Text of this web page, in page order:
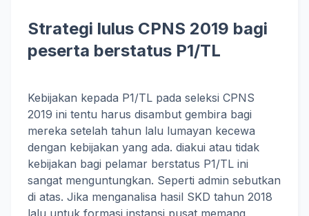
Strategi lulus CPNS 2019 bagi
peserta berstatus P1/TL
Kebijakan kepada P1/TL pada seleksi CPNS
2019 ini tentu harus disambut gembira bagi
mereka setelah tahun lalu lumayan kecewa
dengan kebijakan yang ada. diakui atau tidak
kebijakan bagi pelamar berstatus P1/TL ini
sangat menguntungkan. Seperti admin sebutkan
di atas. Jika menganalisa hasil SKD tahun 2018
lalu untuk formasi instansi pusat memang